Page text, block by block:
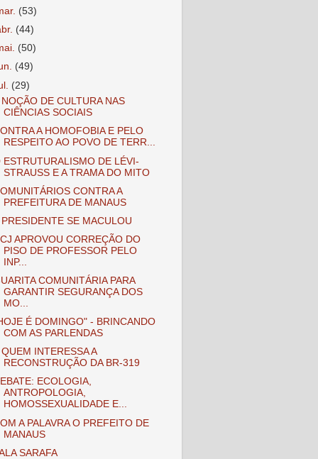
(53)
(44)
(50)
(49)
(29)
NOÇÃO DE CULTURA NAS
CIÊNCIAS SOCIAIS
A HOMOFOBIA E PELO
RESPEITO AO POVO DE TERR...
ESTRUTURALISMO DE LÉVI-
STRAUSS E A TRAMA DO MITO
CONTRA A
PREFEITURA DE MANAUS
PRESIDENTE SE MACULOU
APROVOU CORREÇÃO DO
PISO DE PROFESSOR PELO
INP...
COMUNITÁRIA PARA
GARANTIR SEGURANÇA DOS
MO...
É DOMINGO" - BRINCANDO
COM AS PARLENDAS
QUEM INTERESSA A
RECONSTRUÇÃO DA BR-319
ECOLOGIA,
ANTROPOLOGIA,
HOMOSSEXUALIDADE E...
A PALAVRA O PREFEITO DE
MANAUS
SARAFA